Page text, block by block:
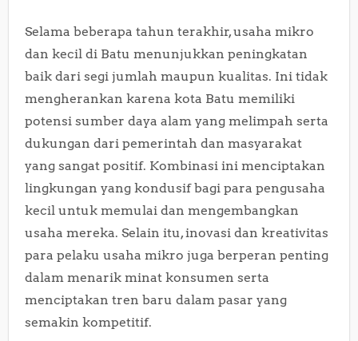
Selama beberapa tahun terakhir, usaha mikro
dan kecil di Batu menunjukkan peningkatan
baik dari segi jumlah maupun kualitas. Ini tidak
mengherankan karena kota Batu memiliki
potensi sumber daya alam yang melimpah serta
dukungan dari pemerintah dan masyarakat
yang sangat positif. Kombinasi ini menciptakan
lingkungan yang kondusif bagi para pengusaha
kecil untuk memulai dan mengembangkan
usaha mereka. Selain itu, inovasi dan kreativitas
para pelaku usaha mikro juga berperan penting
dalam menarik minat konsumen serta
menciptakan tren baru dalam pasar yang
semakin kompetitif.